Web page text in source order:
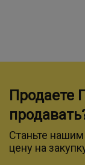
Продаете
Станьте
цену на